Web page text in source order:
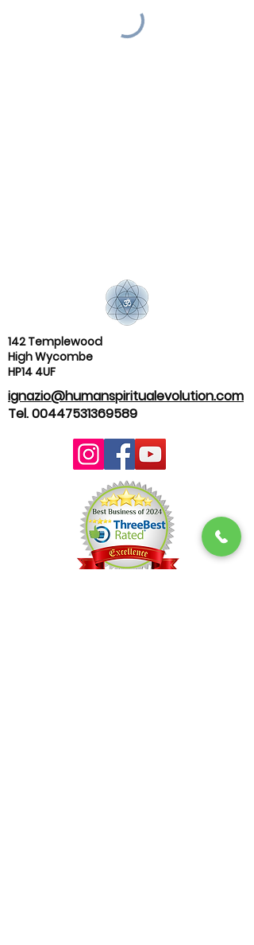
142 Templewood
High Wycombe
HP14 4UF
ignazio@humanspiritualevolution.com
Tel.00447531369589